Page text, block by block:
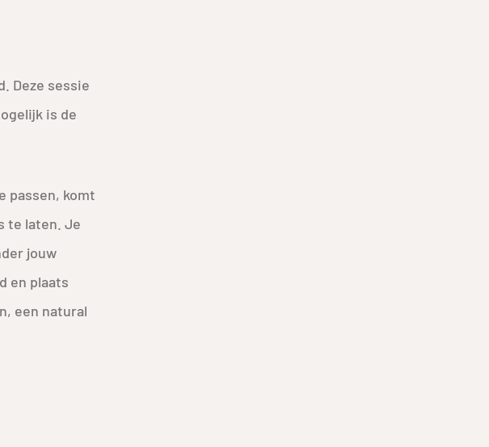
Deze sessie
is de
passen, komt
te laten. Je
jouw
en plaats
een natural